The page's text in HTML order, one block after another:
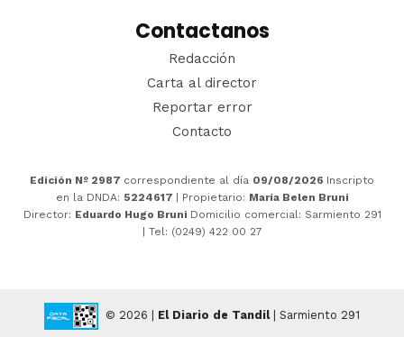
Contactanos
Redacción
Carta al director
Reportar error
Contacto
Edición Nº 2987 correspondiente al día 09/08/2026 Inscripto
en la DNDA: 5224617 | Propietario: María Belen Bruni
Director: Eduardo Hugo Bruni Domicilio comercial: Sarmiento 291
| Tel: (0249) 422 00 27
© 2026 | El Diario de Tandil| Sarmiento 291